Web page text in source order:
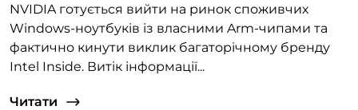
NVIDIA готується вийти на ринок споживчих
Windows-ноутбуків із власними Arm-чипами та
фактично кинути виклик багаторічному бренду
Intel Inside. Витік інформації...
Читати